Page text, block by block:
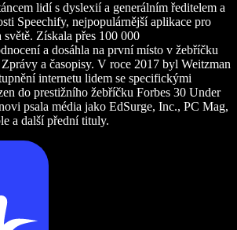
lidí s dyslexií a generálním ředitelem a
Speechify, nejpopulárnější aplikace pro
Získala přes 100 000
a dosáhla na první místo v žebříčku
a časopisy. V roce 2017 byl Weitzman
internetu lidem se specifickými
do prestižního žebříčku Forbes 30 Under
psala média jako EdSurge, Inc., PC Mag,
a další přední tituly.